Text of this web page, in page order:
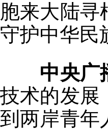
胞来大陆寻
守护中华民
中央广
技术的发展
到两岸青年